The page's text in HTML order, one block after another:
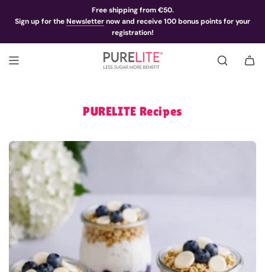
Free shipping from €50.
Sign up for theNewsletternow and receive 100 bonus points for your
registration!
PURELITE Recipes